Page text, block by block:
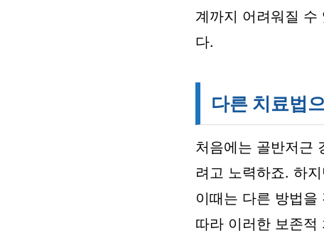
계까지 어려워질 수
다.
다른 치료법
처음에는 골반저근
려고 노력하죠. 하
이때는 다른 방법
따라 이러한 보존적